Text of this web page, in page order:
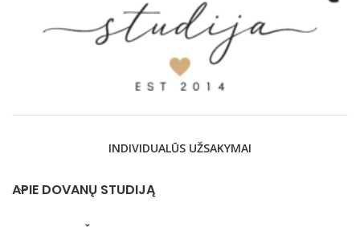
INDIVIDUALŪS UŽSAKYMAI
APIE DOVANŲ STUDIJĄ